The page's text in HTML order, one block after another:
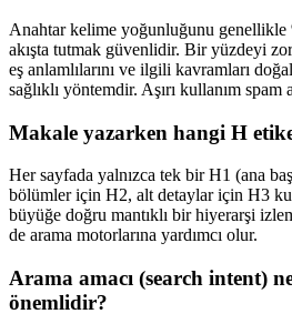
Anahtar kelime yoğunluğunu genellikle
akışta tutmak güvenlidir. Bir yüzdeyi
eş anlamlılarını ve ilgili kavramları
sağlıklı yöntemdir. Aşırı kullanım spam
Makale yazarken hangi H
Her sayfada yalnızca tek bir H1 (ana
bölümler için H2, alt detaylar için H3
büyüğe doğru mantıklı bir hiyerarşi
de arama motorlarına yardımcı olur.
Arama amacı (search intent)
önemlidir?